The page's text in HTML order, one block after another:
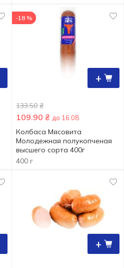
+
-18 %
133.50 ₴
109.90 ₴ до 16.08
Колбаса Мясовита
Молодежная полукопченая
высшего сорта 400г
400 г
+